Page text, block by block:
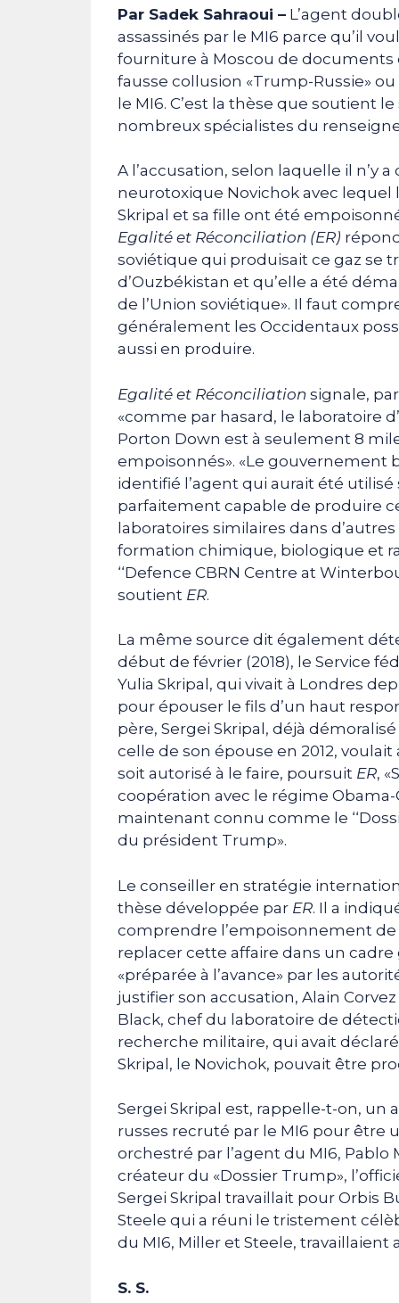
Par Sadek Sahraoui – L’agent
assassinés par le MI6 parce qu’il
fourniture à Moscou de documents
fausse collusion «Trump-Russie»
le MI6. C’est la thèse que soutient le
nombreux spécialistes du
A l’accusation, selon laquelle il n’y
neurotoxique Novichok avec lequel
Skripal et sa fille ont été
Egalité et Réconciliation (ER)
soviétique qui produisait ce gaz se
d’Ouzbékistan et qu’elle a été
de l’Union soviétique». Il faut
généralement les Occidentaux
aussi en produire.
Egalité et Réconciliation signale,
«comme par hasard, le laboratoire
Porton Down est à seulement 8
empoisonnés». «Le gouvernement
identifié l’agent qui aurait été utilisé
parfaitement capable de produire
laboratoires similaires dans
formation chimique, biologique et
‘‘Defence CBRN Centre at
soutient ER.
La même source dit également
début de février (2018), le Service
Yulia Skripal, qui vivait à Londres
pour épouser le fils d’un haut
père, Sergei Skripal, déjà
celle de son épouse en 2012, voulait
soit autorisé à le faire, poursuit ER,
coopération avec le régime
maintenant connu comme le
du président Trump».
Le conseiller en stratégie
thèse développée par ER. Il a
comprendre l’empoisonnement de
replacer cette affaire dans un
«préparée à l’avance» par les
justifier son accusation, Alain
Black, chef du laboratoire de
recherche militaire, qui avait
Skripal, le Novichok, pouvait être
Sergei Skripal est, rappelle-t-on,
russes recruté par le MI6 pour être
orchestré par l’agent du MI6,
créateur du «Dossier Trump»,
Sergei Skripal travaillait pour Orbis
Steele qui a réuni le tristement
du MI6, Miller et Steele,
S. S.